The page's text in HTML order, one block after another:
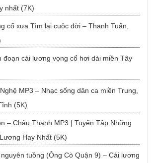
nhất (7K)
cổ xưa Tìm lại cuộc đời – Thanh Tuấn,
đoạn cải lương vọng cổ hơi dài miền Tây
MP3 – Nhạc sống dân ca miền Trung,
(5K)
– Châu Thanh MP3 | Tuyển Tập Những
Hay Nhất (5K)
tuồng (Ông Cò Quận 9) – Cải lương